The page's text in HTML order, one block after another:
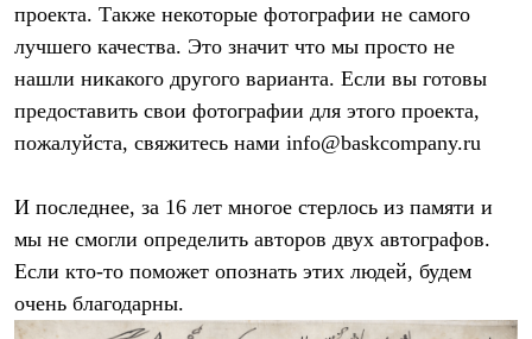
Брюки
Комбинезоны
Термобелье
Снаряжение
Палатки и тенты
Аксессуары для палаток
Рюкзаки
Экспедиционные
Легкоходные
Альпинистские
Городские
проекта. Также некоторые фотографии не самого
лучшего качества. Это значит что мы просто не
нашли никакого другого варианта. Если вы готовы
предоставить свои фотографии для этого проекта,
пожалуйста, свяжитесь нами info@baskcompany.ru
И последнее, за 16 лет многое стерлось из памяти и
мы не смогли определить авторов двух автографов.
Если кто-то поможет опознать этих людей, будем
очень благодарны.